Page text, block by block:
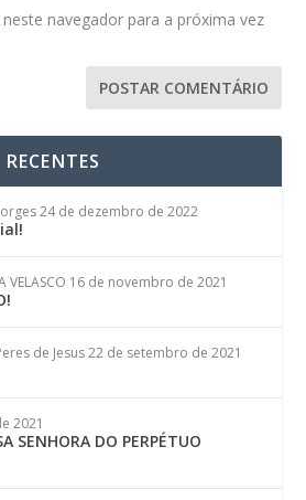
navegador para a próxima vez
24 de dezembro de 2022
VELASCO 16 de novembro de 2021
de Jesus 22 de setembro de 2021
2021
SENHORA DO PERPÉTUO